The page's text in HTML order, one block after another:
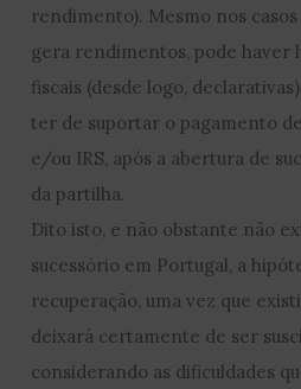
rendimento). Mesmo nos
gera rendimentos, pode haver
fiscais (desde logo,
ter de suportar o pagamento
e/ou IRS, após a abertura de
da partilha.
Dito isto, e não obstante não
sucessório em Portugal, a
recuperação, uma vez que
deixará certamente de ser
considerando as dificuldades